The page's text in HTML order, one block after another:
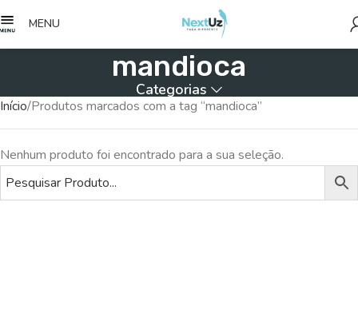
MENU
mandioca
Categorias
Início Produtos marcados com a tag “mandioca”
Nenhum produto foi encontrado para a sua seleção.